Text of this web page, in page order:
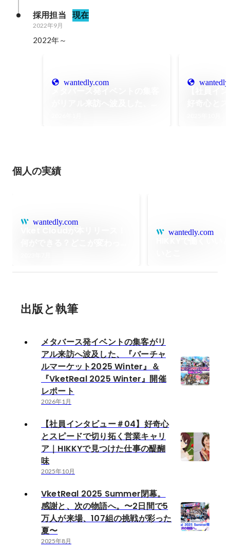
採用担当 現在
2022年9月
2022年～
wantedly.com
個人の実績
wantedly.com
wantedly.com
出版と執筆
メタバース発イベントの集客がリ
アル来訪へ波及した、『バーチャ
ルマーケット2025 Winter』＆
『VketReal 2025 Winter』開催
レポート
2026年1月
【社員インタビュー＃04】好奇心
とスピードで切り拓く営業キャリ
ア｜HIKKYで見つけた仕事の醍醐
味
2025年10月
VketReal 2025 Summer閉幕。
感謝と、次の物語へ。〜2日間で5
万人が来場、107組の挑戦が彩った
夏〜
2025年8月